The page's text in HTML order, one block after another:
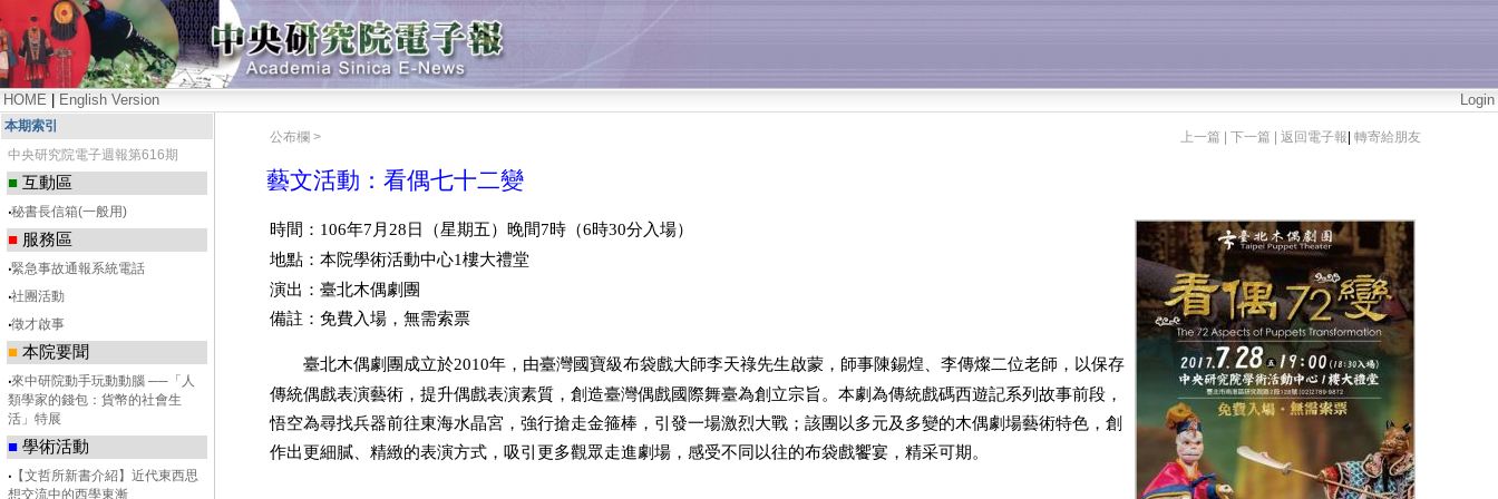
HOME English Version Login
本期索引
中央研究院電子週報第616期
■ 互動區
‧秘書長信箱(一般用)
■ 服務區
‧緊急事故通報系統電話
‧社團活動
‧徵才啟事
■ 本院要聞
‧來中研院動手玩動動腦 ──「人
類學家的錢包：貨幣的社會生
活」特展
■ 學術活動
‧ 【文哲所新書介紹】近代東西思
想交流中的西學東漸
公布欄 > 上一篇 | 下一篇 | 返回電子報 轉寄給朋友
藝文活動：看偶七十二變
時間： 106年7月 28日（星期五）晚間7時（6時30分入場）
地點：本院學術活動中心1樓大禮堂
演出：臺北木偶劇團
備註：免費入場，無需索票
臺北木偶劇團成立於2010年，由臺灣國寶級布袋戲大師李天祿先生啟蒙，師事陳錫煌、李傳燦二位老師，以保存
傳統偶戲表演藝術，提升偶戲表演素質，創造臺灣偶戲國際舞臺為創立宗旨。本劇為傳統戲碼西遊記系列故事前段，
悟空為尋找兵器前往東海水晶宮，強行搶走金箍棒，引發一場激烈大戰；該團以多元及多變的木偶劇場藝術特色，創
作出更細膩、精緻的表演方式，吸引更多觀眾走進劇場，感受不同以往的布袋戲饗宴，精采可期。